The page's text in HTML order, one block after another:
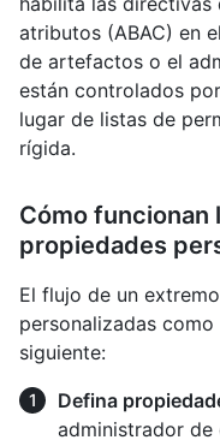
atributos (ABAC) en
de artefactos o el
están controlados
lugar de listas de
rígida.
Cómo funcionan
propiedades
El flujo de un
personalizadas como
siguiente:
Defina
administrador de